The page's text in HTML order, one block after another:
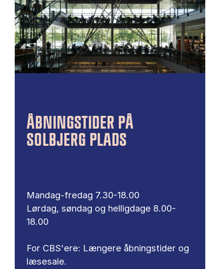
ÅBNINGSTIDER PÅ
SOLBJERG PLADS
Mandag-fredag 7.30-18.00
Lørdag, søndag og helligdage 8.00-
18.00
For CBS'ere: Længere åbningstider og
læsesale.